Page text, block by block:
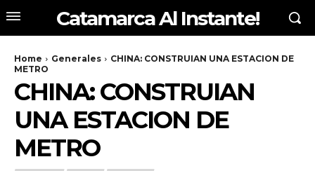
Catamarca Al Instante!
Home Generales
CHINA: CONSTRUIAN UNA ESTACION DE
METRO
CHINA: CONSTRUIAN
UNA ESTACION DE
METRO